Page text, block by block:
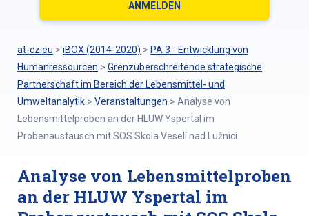
at-cz.eu > iBOX (2014-2020) > PA 3 - Entwicklung von
Humanressourcen > Grenzüberschreitende strategische
Partnerschaft im Bereich der Lebensmittel- und
Umweltanalytik > Veranstaltungen > Analyse von
Lebensmittelproben an der HLUW Yspertal im
Probenaustausch mit SOS Skola Veselí nad Lužnicí
Analyse von Lebensmittelproben
an der HLUW Yspertal im